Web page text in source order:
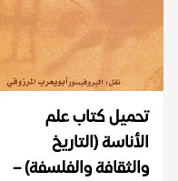
تحميل كتاب علم
الأناسة (التاريخ
والثقافة والفلسفة) –